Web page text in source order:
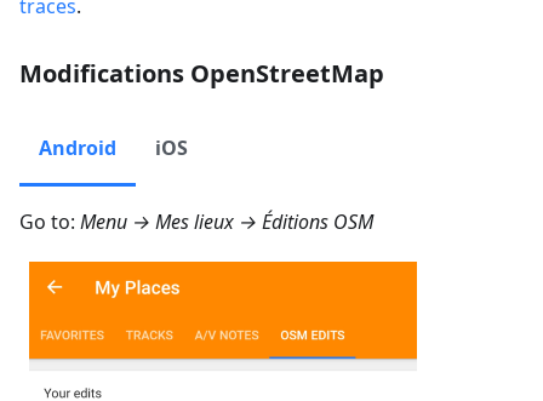
traces.
Modifications OpenStreetMap
Android iOS
Go to: Menu → Mes lieux → Éditions OSM